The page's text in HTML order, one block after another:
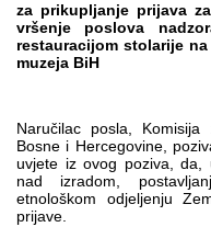
za prikupljanje prijava
vršenje poslova
restauracijom stolarije
muzeja BiH
Naručilac posla,
Bosne i Hercegovine,
uvjete iz ovog poziva, da,
nad izradom,
etnološkom odjeljenju
prijave.